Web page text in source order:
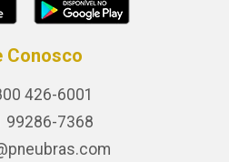
Conosco
426-6001
99286-7368